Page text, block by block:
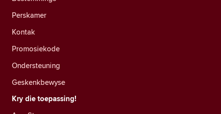
Perskamer
Kontak
Promosiekode
Ondersteuning
Geskenkbewyse
Kry die toepassing!